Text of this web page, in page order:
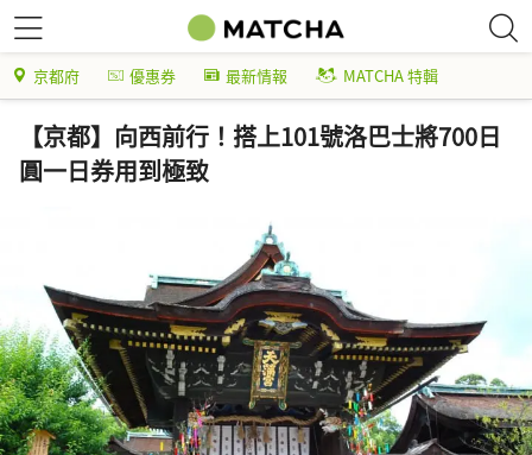
京都府 優惠券 最新情報 MATCHA 特輯
【京都】向西前行！搭上101號洛巴士將700日
圓一日券用到極致